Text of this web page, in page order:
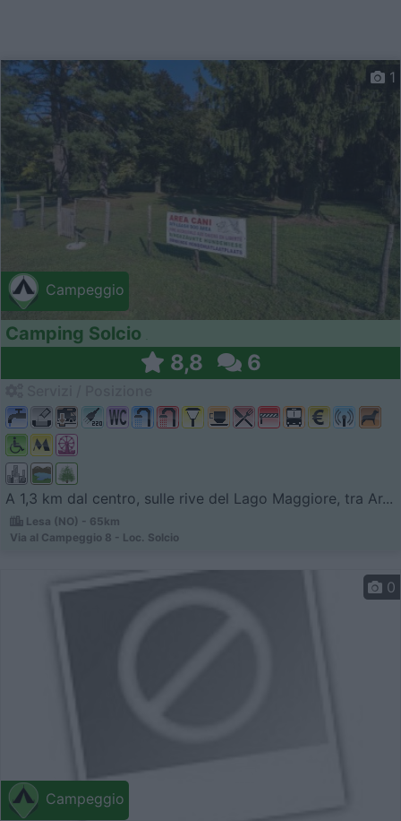
Campeggio
1
Camping Solcio
8,8 6
A 1,3 km dal centro, sulle rive del Lago Maggiore, tra Ar...
Lesa (NO) - 65km
Via al Campeggio 8 - Loc. Solcio
Campeggio
0